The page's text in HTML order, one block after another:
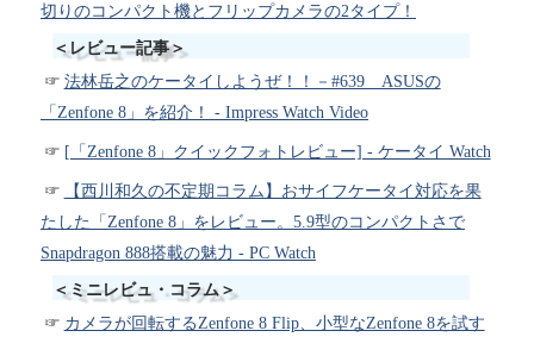
切りのコンパクト機とフリップカメラの2タイプ！
＜レビュー記事＞
法林岳之のケータイしようぜ！！－#639 ASUSの
「Zenfone 8」を紹介！ - Impress Watch Video
[「Zenfone 8」クイックフォトレビュー] - ケータイ Watch
【西川和久の不定期コラム】おサイフケータイ対応を果
たした「Zenfone 8」をレビュー。5.9型のコンパクトさで
Snapdragon 888搭載の魅力 - PC Watch
＜ミニレビュ・コラム＞
カメラが回転するZenfone 8 Flip、小型なZenfone 8を試す